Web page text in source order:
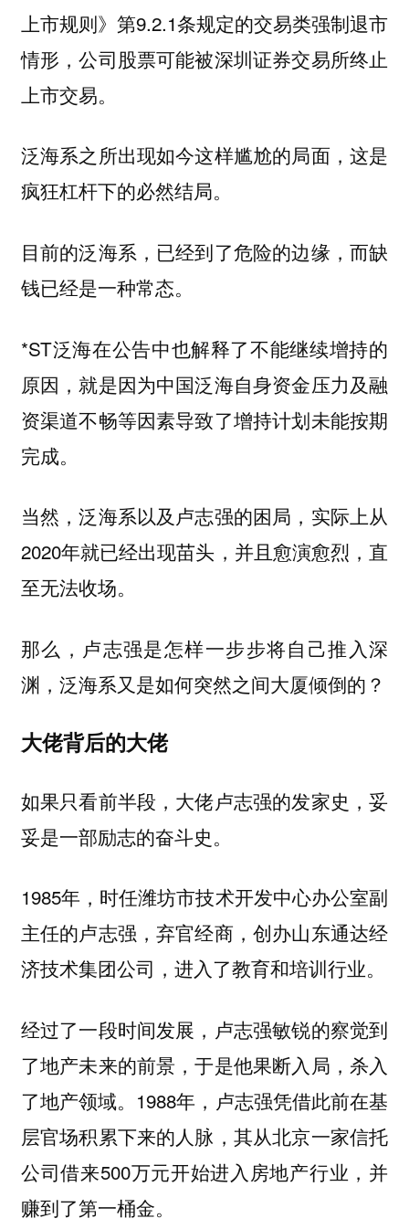
上市规则》第9.2.1条规定的交易类强制退市
情形，公司股票可能被深圳证券交易所终止
上市交易。
泛海系之所出现如今这样尴尬的局面，这是
疯狂杠杆下的必然结局。
目前的泛海系，已经到了危险的边缘，而缺
钱已经是一种常态。
*ST泛海在公告中也解释了不能继续增持的
原因，就是因为中国泛海自身资金压力及融
资渠道不畅等因素导致了增持计划未能按期
完成。
当然，泛海系以及卢志强的困局，实际上从
2020年就已经出现苗头，并且愈演愈烈，直
至无法收场。
那么，卢志强是怎样一步步将自己推入深
渊，泛海系又是如何突然之间大厦倾倒的？
大佬背后的大佬
如果只看前半段，大佬卢志强的发家史，妥
妥是一部励志的奋斗史。
1985年，时任潍坊市技术开发中心办公室副
主任的卢志强，弃官经商，创办山东通达经
济技术集团公司，进入了教育和培训行业。
经过了一段时间发展，卢志强敏锐的察觉到
了地产未来的前景，于是他果断入局，杀入
了地产领域。1988年，卢志强凭借此前在基
层官场积累下来的人脉，其从北京一家信托
公司借来500万元开始进入房地产行业，并
赚到了第一桶金。